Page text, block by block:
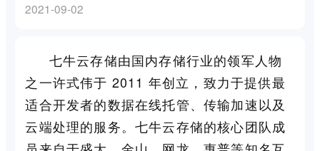
2021-09-02
七牛云存储由国内存储行业的领军人物
之一许式伟于 2011 年创立，致力于提供最
适合开发者的数据在线托管、传输加速以及
云端处理的服务。七牛云存储的核心团队成